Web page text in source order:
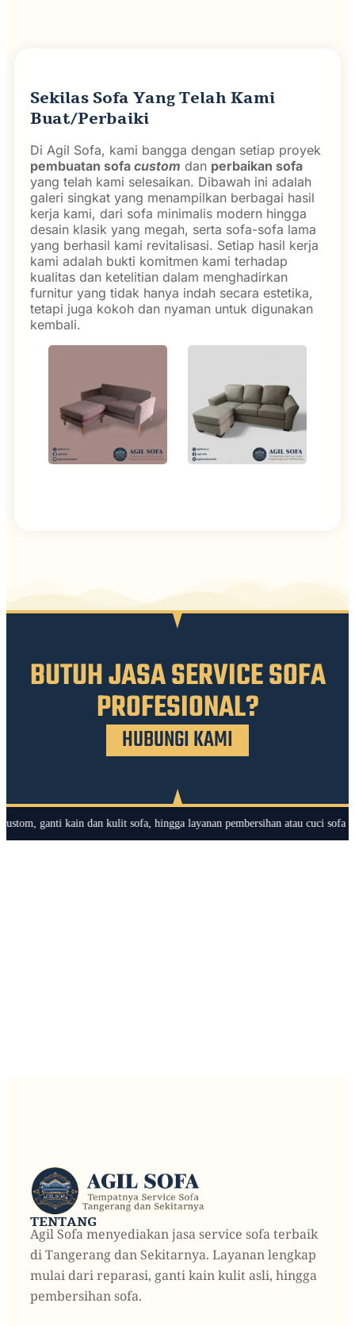
Sekilas Sofa Yang Telah Kami
Buat/Perbaiki
Di Agil Sofa, kami bangga dengan setiap proyek
pembuatan sofa custom dan perbaikan sofa
yang telah kami selesaikan. Dibawah ini adalah
galeri singkat yang menampilkan berbagai hasil
kerja kami, dari sofa minimalis modern hingga
desain klasik yang megah, serta sofa-sofa lama
yang berhasil kami revitalisasi. Setiap hasil kerja
kami adalah bukti komitmen kami terhadap
kualitas dan ketelitian dalam menghadirkan
furnitur yang tidak hanya indah secara estetika,
tetapi juga kokoh dan nyaman untuk digunakan
kembali.
BUTUH JASA SERVICE SOFA
PROFESIONAL?
HUBUNGI KAMI
dan kulit sofa, hingga layanan pembersihan atau cuci sofa secara
TENTANG
Agil Sofa menyediakan jasa service sofa terbaik
di Tangerang dan Sekitarnya. Layanan lengkap
mulai dari reparasi, ganti kain kulit asli, hingga
pembersihan sofa.